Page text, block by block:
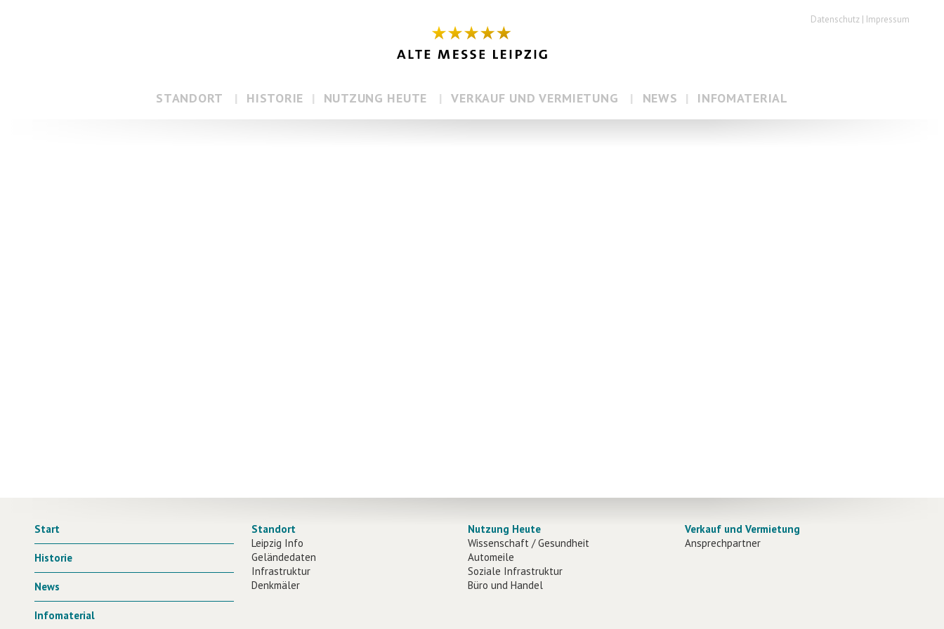
STANDORT HISTORIE NUTZUNG HEUTE VERKAUF UND VERMIETUNG NEWS INFOMATERIAL
Datenschutz Impressum
Start
Historie
Standort
Leipzig Info
Geländedaten
Infrastruktur
Denkmäler
Nutzung Heute
Wissenschaft / Gesundheit
Automeile
Soziale Infrastruktur
Büro und Handel
Verkauf und Vermietung
Ansprechpartner
News
Infomaterial